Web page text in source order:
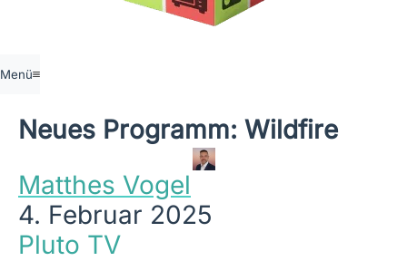
Menü
Neues Programm: Wildfire
Matthes Vogel
4. Februar 2025
Pluto TV